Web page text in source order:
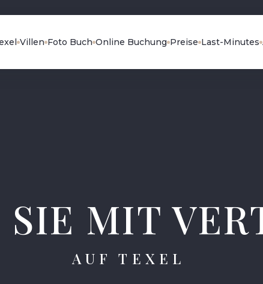
Villen Foto Buch Online Buchung Preise Last-Minutes
MIT
AUF TEXEL